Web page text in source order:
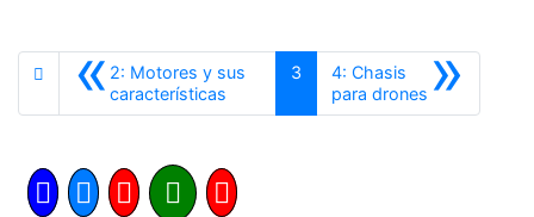
«2: Motores y sus
características
3 »
4: Chasis
para drones Siguiente